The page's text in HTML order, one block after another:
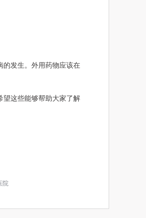
的发生。外用药物应该在
望这些能够帮助大家了解
院